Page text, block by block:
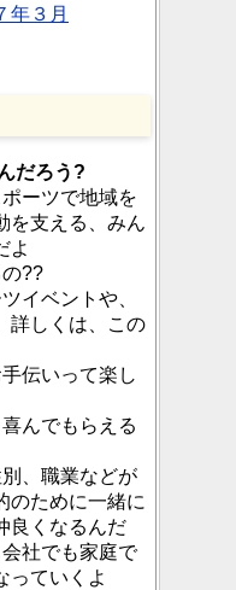
３月
だろう?
ーツで地域を
を支える、みん
よ
??
イベントや、
詳しくは、この
伝いって楽し
んでもらえる
、職業などが
のために一緒に
良くなるんだ
社でも家庭で
っていくよ